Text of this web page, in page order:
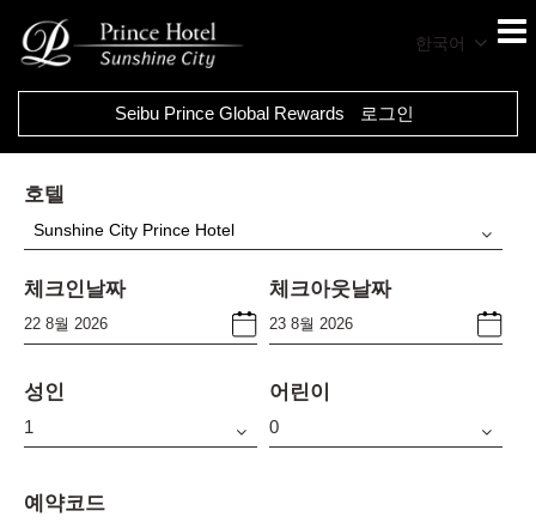
한국어
Seibu Prince Global Rewards 로그인
호텔
Sunshine City Prince Hotel
체크인날짜 체크아웃날짜
성인 어린이
예약코드